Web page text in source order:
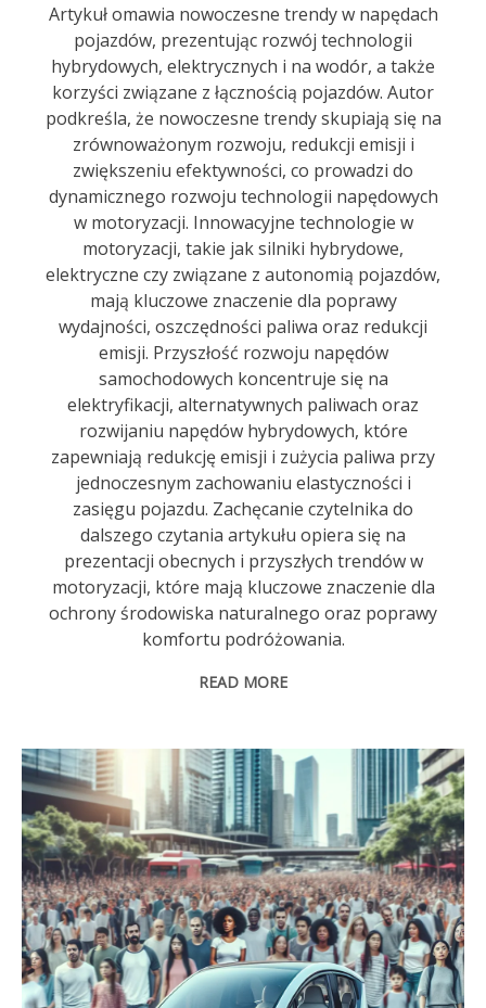
Artykuł omawia nowoczesne trendy w napędach
pojazdów, prezentując rozwój technologii
hybrydowych, elektrycznych i na wodór, a także
korzyści związane z łącznością pojazdów. Autor
podkreśla, że nowoczesne trendy skupiają się na
zrównoważonym rozwoju, redukcji emisji i
zwiększeniu efektywności, co prowadzi do
dynamicznego rozwoju technologii napędowych
w motoryzacji. Innowacyjne technologie w
motoryzacji, takie jak silniki hybrydowe,
elektryczne czy związane z autonomią pojazdów,
mają kluczowe znaczenie dla poprawy
wydajności, oszczędności paliwa oraz redukcji
emisji. Przyszłość rozwoju napędów
samochodowych koncentruje się na
elektryfikacji, alternatywnych paliwach oraz
rozwijaniu napędów hybrydowych, które
zapewniają redukcję emisji i zużycia paliwa przy
jednoczesnym zachowaniu elastyczności i
zasięgu pojazdu. Zachęcanie czytelnika do
dalszego czytania artykułu opiera się na
prezentacji obecnych i przyszłych trendów w
motoryzacji, które mają kluczowe znaczenie dla
ochrony środowiska naturalnego oraz poprawy
komfortu podróżowania.
READ MORE